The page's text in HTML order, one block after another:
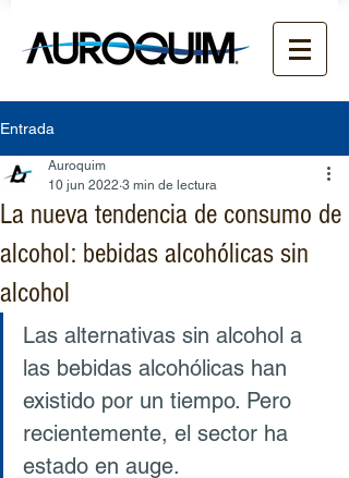
Entrada
La nueva tendencia de consumo de
alcohol: bebidas alcohólicas sin
alcohol
Auroquim
10 jun 2022 3 min de lectura
Las alternativas sin alcohol a
las bebidas alcohólicas han
existido por un tiempo. Pero
recientemente, el sector ha
estado en auge.